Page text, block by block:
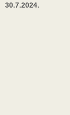
30.7.2024.